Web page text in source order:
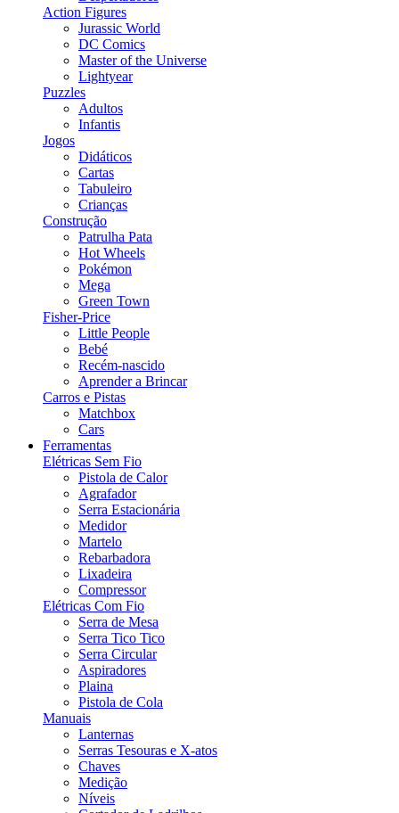
Action Figures
Jurassic World
DC Comics
Master of the Universe
Lightyear
Puzzles
Adultos
Infantis
Jogos
Didáticos
Cartas
Tabuleiro
Crianças
Construção
Patrulha Pata
Hot Wheels
Pokémon
Mega
Green Town
Fisher-Price
Little People
Bebé
Recém-nascido
Aprender a Brincar
Carros e Pistas
Matchbox
Cars
Ferramentas
Elétricas Sem Fio
Pistola de Calor
Agrafador
Serra Estacionária
Medidor
Martelo
Rebarbadora
Lixadeira
Compressor
Elétricas Com Fio
Serra de Mesa
Serra Tico Tico
Serra Circular
Aspiradores
Plaina
Pistola de Cola
Manuais
Lanternas
Serras Tesouras e X-atos
Chaves
Medição
Níveis